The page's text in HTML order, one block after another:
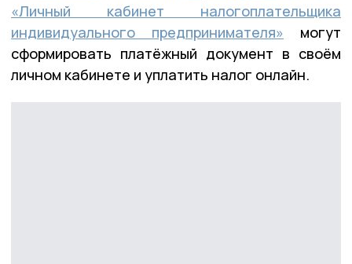
«Личный кабинет налогоплательщика
индивидуального предпринимателя» могут
сформировать платёжный документ в своём
личном кабинете и уплатить налог онлайн.